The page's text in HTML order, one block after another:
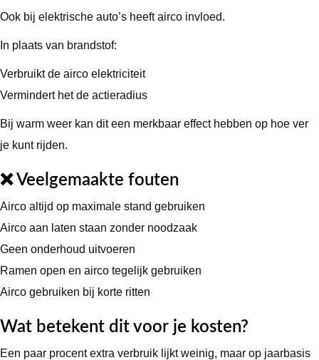
Ook bij elektrische auto’s heeft airco invloed.
In plaats van brandstof:
Verbruikt de airco elektriciteit
Vermindert het de actieradius
Bij warm weer kan dit een merkbaar effect hebben op hoe ver
je kunt rijden.
❌ Veelgemaakte fouten
Airco altijd op maximale stand gebruiken
Airco aan laten staan zonder noodzaak
Geen onderhoud uitvoeren
Ramen open en airco tegelijk gebruiken
Airco gebruiken bij korte ritten
Wat betekent dit voor je kosten?
Een paar procent extra verbruik lijkt weinig, maar op jaarbasis